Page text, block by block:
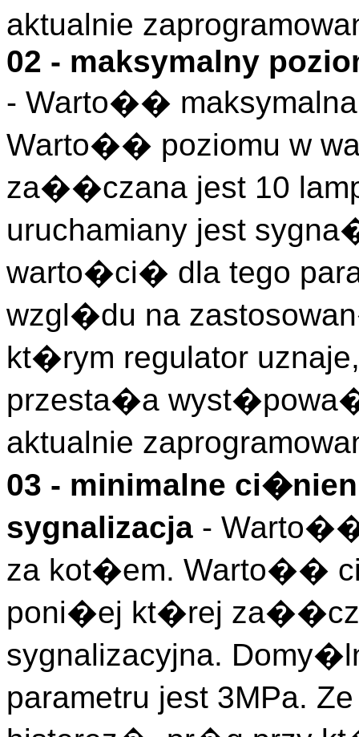
aktualnie
02 - maksymalny
- Warto�� maksymalna
Warto�� poziomu w
za��czana jest 10
uruchamiany jest
warto�ci� dla tego
wzgl�du na
kt�rym regulator
przesta�a
aktualnie
03 - minimalne
sygnalizacja -
za kot�em. Warto��
poni�ej kt�rej
sygnalizacyjna.
parametru jest 3MPa.